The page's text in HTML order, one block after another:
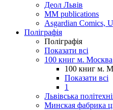
Деол Львів
MM publications
Asgardian Comics,
Поліграфія
Поліграфія
Показати всі
100 книг м. Москва
100 книг м.
Показати всі
1
Львівська
Минская фабрика